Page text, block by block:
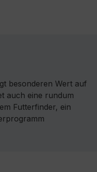
besonderen Wert auf
auch eine rundum
Futterfinder, ein